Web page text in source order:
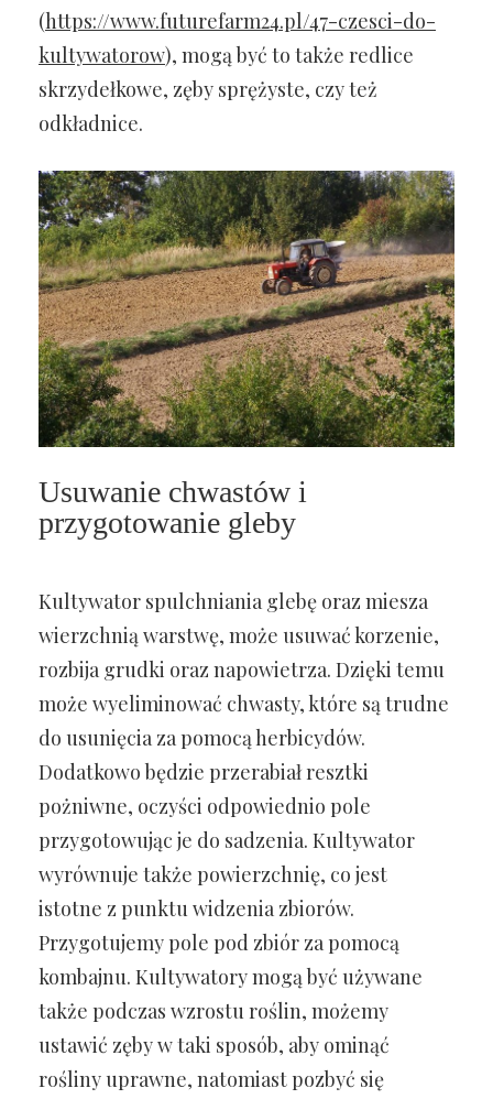
(https://www.futurefarm24.pl/47-czesci-do-
kultywatorow), mogą być to także redlice
skrzydełkowe, zęby sprężyste, czy też
odkładnice.
Usuwanie chwastów i
przygotowanie gleby
Kultywator spulchniania glebę oraz miesza
wierzchnią warstwę, może usuwać korzenie,
rozbija grudki oraz napowietrza. Dzięki temu
może wyeliminować chwasty, które są trudne
do usunięcia za pomocą herbicydów.
Dodatkowo będzie przerabiał resztki
pożniwne, oczyści odpowiednio pole
przygotowując je do sadzenia. Kultywator
wyrównuje także powierzchnię, co jest
istotne z punktu widzenia zbiorów.
Przygotujemy pole pod zbiór za pomocą
kombajnu. Kultywatory mogą być używane
także podczas wzrostu roślin, możemy
ustawić zęby w taki sposób, aby ominąć
rośliny uprawne, natomiast pozbyć się